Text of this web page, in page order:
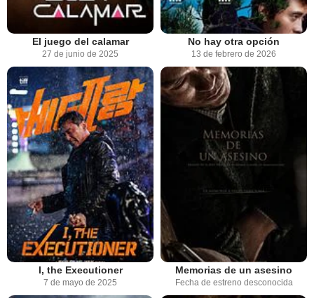
El juego del calamar
27 de junio de 2025
No hay otra opción
13 de febrero de 2026
I, the Executioner
7 de mayo de 2025
Memorias de un asesino
Fecha de estreno desconocida